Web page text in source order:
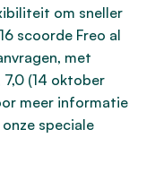
om sneller
scoorde Freo al
met
7,0 (14 oktober
meer informatie
speciale